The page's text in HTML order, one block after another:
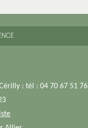
: tél : 04 70 67 51 76